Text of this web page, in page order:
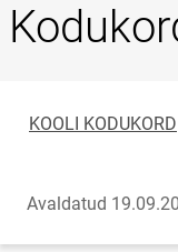
KOOLI KODUKORD
Avaldatud